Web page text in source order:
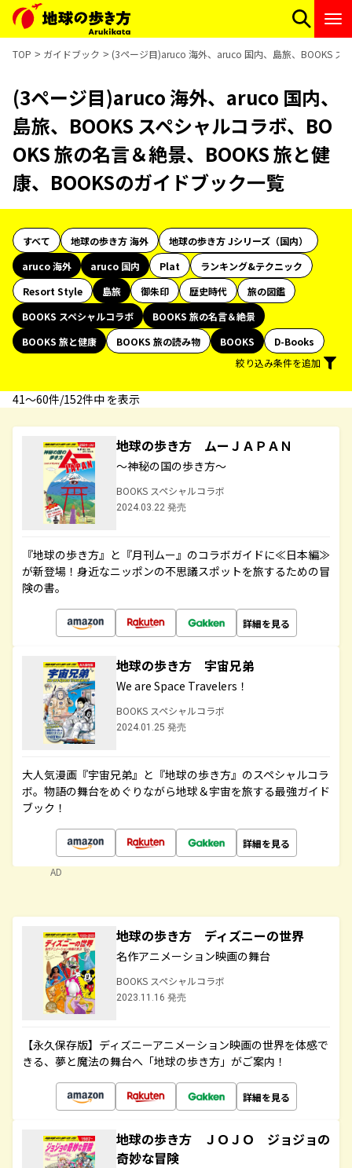
TOP ガイドブック (3ページ目)aruco 海外、aruco 国内、島旅、BOOKS ス
(3ページ目)aruco 海外、aruco 国内、
島旅、BOOKS スペシャルコラボ、BO
OKS 旅の名言＆絶景、BOOKS 旅と健
康、BOOKSのガイドブック一覧
すべて 地球の歩き方 海外
地球の歩き方 Jシリーズ（国内）
aruco 海外
aruco 国内 Plat
ランキング&テクニック
Resort Style
島旅 御朱印 歴史時代
旅の図鑑
BOOKS スペシャルコラボ
BOOKS 旅の名言＆絶景
BOOKS 旅と健康
BOOKS 旅の読み物 BOOKS
D-Books
絞り込み条件を追加
41〜60件/152件中 を表示
地球の歩き方 ムーＪＡＰＡＮ
～神秘の国の歩き方～
BOOKS スペシャルコラボ
2024.03.22 発売
『地球の歩き方』と『月刊ムー』のコラボガイドに≪日本編≫
が新登場！身近なニッポンの不思議スポットを旅するための冒
険の書。
詳細を見る
地球の歩き方 宇宙兄弟
We are Space Travelers！
BOOKS スペシャルコラボ
2024.01.25 発売
大人気漫画『宇宙兄弟』と『地球の歩き方』のスペシャルコラ
ボ。物語の舞台をめぐりながら地球＆宇宙を旅する最強ガイド
ブック！
詳細を見る
AD
地球の歩き方 ディズニーの世界
名作アニメーション映画の舞台
BOOKS スペシャルコラボ
2023.11.16 発売
【永久保存版】ディズニーアニメーション映画の世界を体感で
きる、夢と魔法の舞台へ「地球の歩き方」がご案内！
詳細を見る
地球の歩き方 ＪＯＪＯ ジョジョの
奇妙な冒険